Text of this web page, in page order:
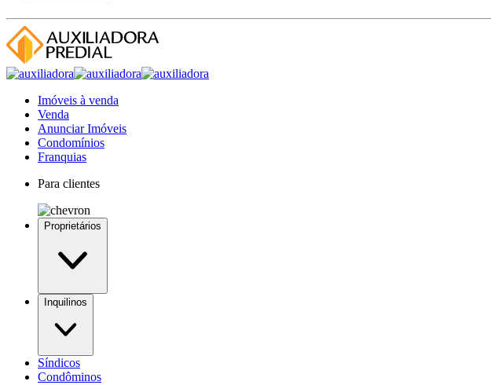
Imóveis à venda
Venda
Anunciar Imóveis
Condomínios
Franquias
Para clientes
Proprietários
Inquilinos
Síndicos
Condôminos